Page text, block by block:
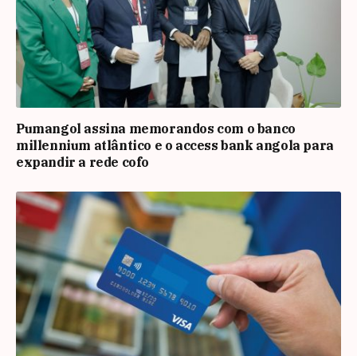
Pumangol assina memorandos com o banco
millennium atlântico e o access bank angola para
expandir a rede cofo